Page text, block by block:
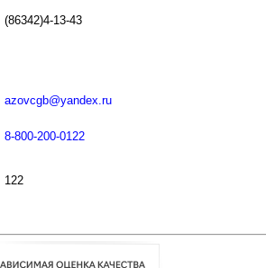
(86342)4-13-43
azovcgb@yandex.ru
8-800-200-0122
122